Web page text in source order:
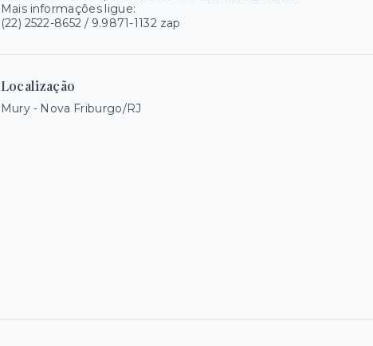
Mais informações ligue:
(22) 2522-8652 / 9.9871-1132 zap
Localização
Mury - Nova Friburgo/RJ